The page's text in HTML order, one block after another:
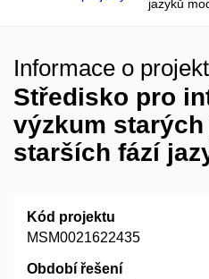
jazyků
Informace o
Středisko pro
výzkum
starších fází
Kód projektu
MSM0021622435
Období řešení